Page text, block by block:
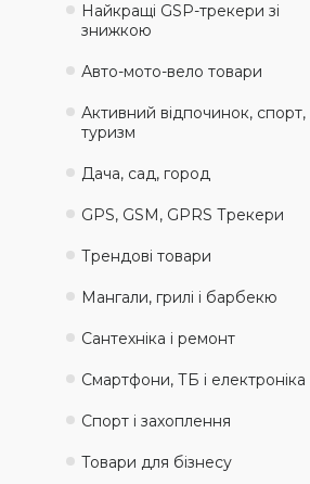
Найкращі GSP-трекери зі
знижкою
Авто-мото-вело товари
Активний відпочинок, спорт,
туризм
Дача, сад, город
GPS, GSM, GPRS Трекери
Трендові товари
Мангали, грилі і барбекю
Сантехніка і ремонт
Смартфони, ТБ і електроніка
Спорт і захоплення
Товари для бізнесу